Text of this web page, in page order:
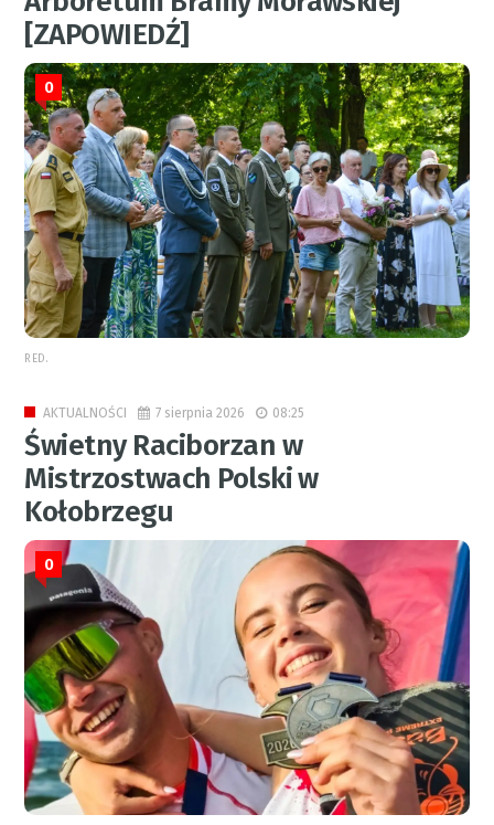
[ZAPOWIEDŹ]
0
RED.
AKTUALNOŚCI 7 sierpnia 2026 08:25
Świetny Raciborzan w
Mistrzostwach Polski w
Kołobrzegu
0